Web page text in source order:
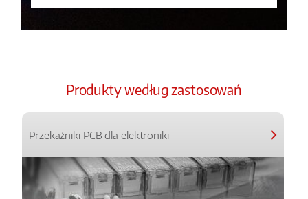
Produkty według zastosowań
Przekaźniki PCB dla elektroniki